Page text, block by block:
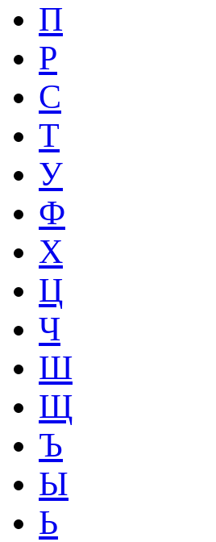
П
Р
С
Т
У
Ф
Х
Ц
Ч
Ш
Щ
Ъ
Ы
Ь